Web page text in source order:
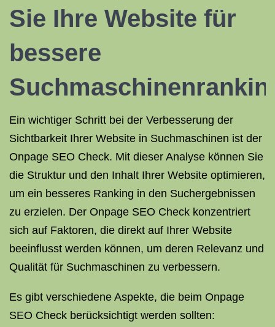
Sie Ihre Website für
bessere
Ein wichtiger Schritt bei der Verbesserung der
Sichtbarkeit Ihrer Website in Suchmaschinen ist der
Onpage SEO Check. Mit dieser Analyse können Sie
die Struktur und den Inhalt Ihrer Website optimieren,
um ein besseres Ranking in den Suchergebnissen
zu erzielen. Der Onpage SEO Check konzentriert
sich auf Faktoren, die direkt auf Ihrer Website
beeinflusst werden können, um deren Relevanz und
Qualität für Suchmaschinen zu verbessern.
Es gibt verschiedene Aspekte, die beim Onpage
SEO Check berücksichtigt werden sollten: